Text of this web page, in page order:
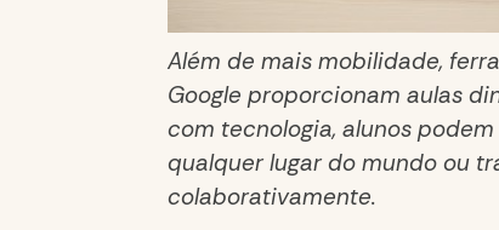
Além de mais mobilidade,
Google proporcionam aulas
com tecnologia, alunos
qualquer lugar do mundo ou
colaborativamente.